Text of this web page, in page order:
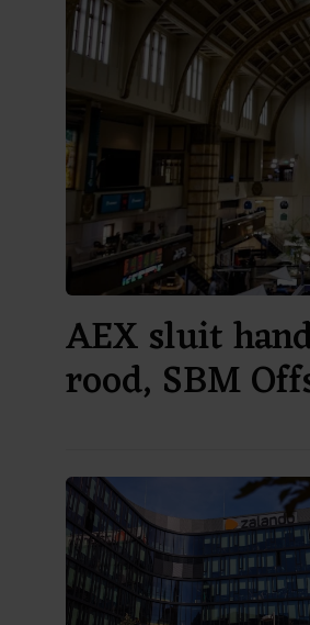
AEX sluit
rood, SBM